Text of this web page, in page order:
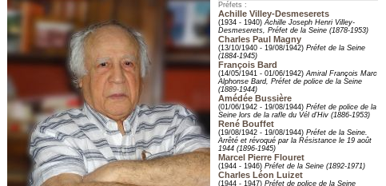
Préfets :
Achille Villey-Desmeserets
(1934 - 1940)Achille Joseph Henri Villey-
Desmeserets, Préfet de la Seine (1878-1953)
Charles Paul Magny
(13/10/1940 - 19/08/1942) Préfet de la Seine
(1884-1945)
François Bard
(14/05/1941 - 01/06/1942)Amiral François Marc
Alphonse Bard, Préfet de police de la Seine
(1889-1944)
Amédée Bussière
(01/06/1942 - 19/08/1944) Préfet de police de la
Seine lors de la rafle du Vél d’Hiv (1886-1953)
René Bouffet
(19/08/1942 - 19/08/1944) Préfet de la Seine.
Arrêté et révoqué par la Résistance le 19 août
1944 (1896-1945)
Marcel Pierre Flouret
(1944 - 1946) Préfet de la Seine (1892-1971)
Charles Léon Luizet
(1944 - 1947) Préfet de police de la Seine